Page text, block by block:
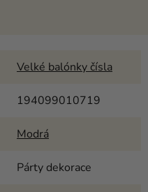
Velké balónky čísla
194099010719
Modrá
Párty dekorace